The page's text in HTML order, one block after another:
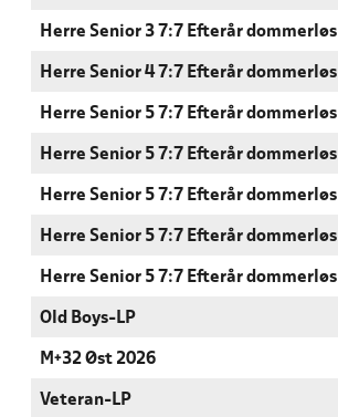
Herre Senior 3 7:7 Efterår dommerløs
Herre Senior 4 7:7 Efterår dommerløs
Herre Senior 5 7:7 Efterår dommerløs
Herre Senior 5 7:7 Efterår dommerløs
Herre Senior 5 7:7 Efterår dommerløs
Herre Senior 5 7:7 Efterår dommerløs
Herre Senior 5 7:7 Efterår dommerløs
Old Boys-LP
M+32 Øst 2026
Veteran-LP